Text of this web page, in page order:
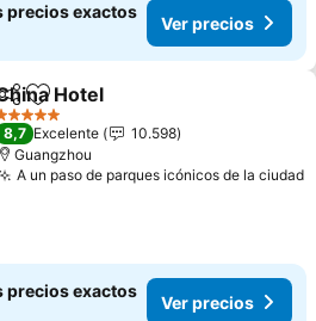
precios exactos
Ver precios
Agregar a favoritos
Hotel
Estrellas
8,7 Excelente
10.598
Guangzhou
A un paso de parques icónicos de la ciudad
precios exactos
Ver precios